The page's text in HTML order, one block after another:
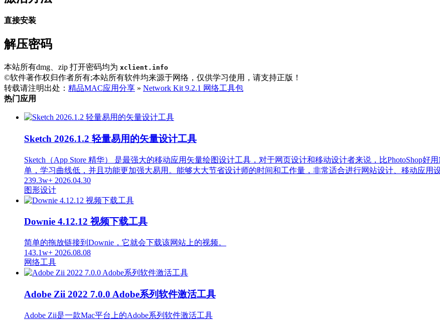
直接安装
解压密码
本站所有dmg、zip 打开密码均为 xclient.info
©软件著作权归作者所有;本站所有软件均来源于网络，仅供学习使用，请支持正版！
转载请注明出处： 精品MAC应用分享 » Network Kit 9.2.1 网络工具包
热门应用
Sketch 2026.1.2 轻量易用的矢量设计工具
Sketch（App Store 精华） 是最强大的移动应用矢量绘图设计工具，对于网页设计和移动设计者来说，比PhotoShop好
单，学习曲线低，并且功能更加强大易用。能够大大节省设计师的时间和工作量，非常适合进行网站设计、移动应用
239.3w+ 2026.04.30
图形设计
Downie 4.12.12 视频下载工具
简单的拖放链接到Downie，它就会下载该网站上的视频。
143.1w+ 2026.08.08
网络工具
Adobe Zii 2022 7.0.0 Adobe系列软件激活工具
Adobe Zii是一款Mac平台上的Adobe系列软件激活工具